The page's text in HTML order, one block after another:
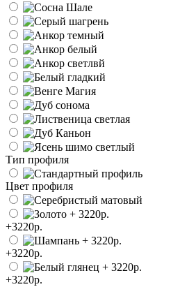
Тип профиля
Цвет профиля
+3220р.
+3220р.
+3220р.